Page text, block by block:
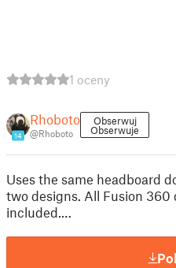
1 oceny
14
Rhoboto
@Rhoboto
Obserwuj
Obserwuje
Uses the same headboard
two designs. All Fusion 360
included.…